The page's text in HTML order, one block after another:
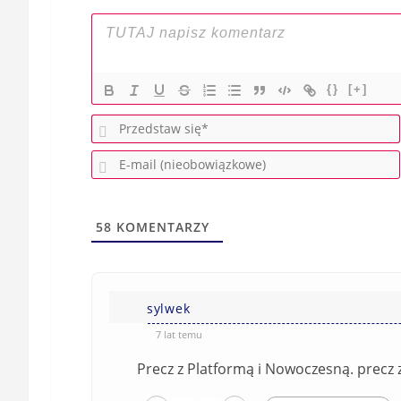
{} [+]
P
r
E
-
58 KOMENTARZY
sylwek
7 lat temu
Precz z Platformą i Nowoczesną. precz